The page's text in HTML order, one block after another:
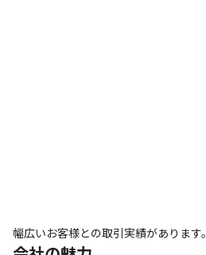
幅広いお客様との取引実績があります。